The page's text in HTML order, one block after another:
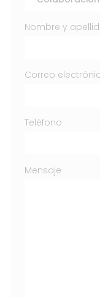
Nombre y
Correo
Teléfono
Mensaje